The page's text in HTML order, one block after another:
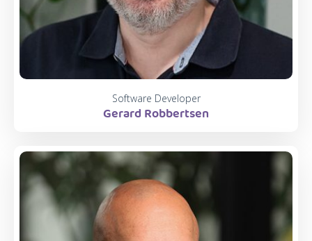
Software Developer
Gerard Robbertsen